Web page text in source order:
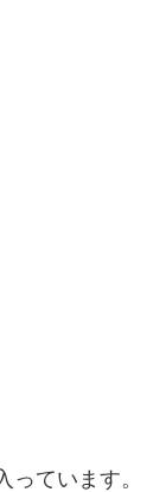
ています。